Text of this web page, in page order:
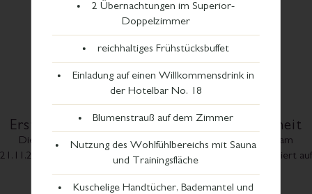
+49 711 185 72 0
Erstellung der Erklärung zur Barrierefreiheit
Diese Erklärung wurde am 14.05.2025 erstellt und zuletzt am
21.11.2025 überprüft. Die Einschätzung der Barrierefreiheit basiert auf
2 Übernachtungen im Superior-
Doppelzimmer
reichhaltiges Frühstücksbuffet
Einladung auf einen Willkommensdrink in
der Hotelbar No. 18
Blumenstrauß auf dem Zimmer
Nutzung des Wohlfühlbereichs mit Sauna
und Trainingsfläche
Kuschelige Handtücher, Bademantel und